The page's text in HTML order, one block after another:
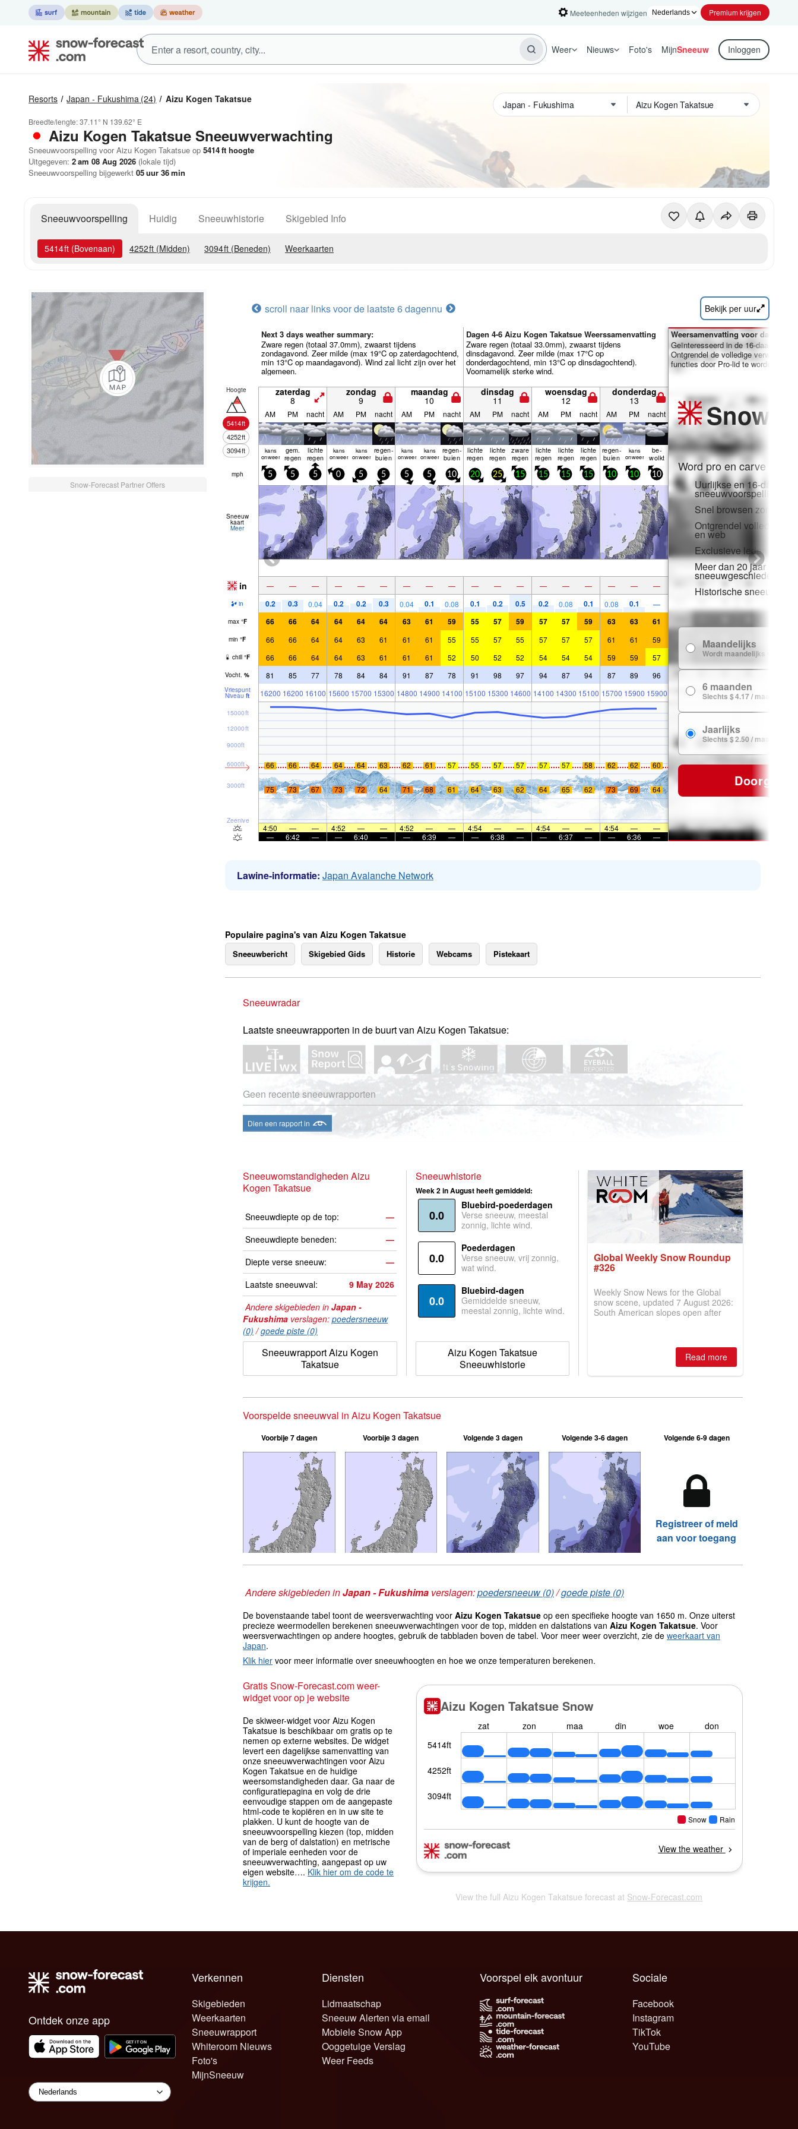
Meeteenheden wijzigen Premium krijgen
Weer Nieuws Foto's MijnSneeuw Inloggen
Resorts Japan - Fukushima (24) Aizu Kogen Takatsue
Breedte/lengte:37.11° N 139.62° E
Aizu Kogen Takatsue Sneeuwverwachting
Sneeuwvoorspelling voor Aizu Kogen Takatsue op 5414ft hoogte
Uitgegeven: 2 am 08 Aug 2026 (lokale tijd)
Sneeuwvoorspelling bijgewerkt 05uur 36min
Sneeuwvoorspelling Huidig Sneeuwhistorie Skigebied Info
5414ft (Bovenaan) 4252ft (Midden) 3094ft (Beneden) Weerkaarten
Snow-Forecast Partner Offers
scroll naar links voor de laatste 6 dagennu Bekijk per uur
Next 3 days weather summary:
Zware regen (totaal 37.0mm), zwaarst tijdens
zondagavond. Zeer milde (max 19°C op zaterdagochtend,
min 13°C op maandagavond). Wind zal licht zijn over het
algemeen.
Dagen 4-6 Aizu Kogen Takatsue Weerssamenvatting
Zware regen (totaal 33.0mm), zwaarst tijdens
dinsdagavond. Zeer milde (max 17°C op
donderdagochtend, min 13°C op dinsdagochtend).
Voornamelijk sterke wind.
Hoogte
5414ft
4252ft
3094ft
zaterdag
8
zondag
9
maandag
10
dinsdag
11
woensdag
12
donderdag
13
AM PM nacht AM PM nacht AM PM nacht AM PM nacht AM PM nacht AM PM nacht
kans
onweer
gem.
regen
lichte
regen
kans
onweer
kans
onweer
regen­
buien
kans
onweer
kans
onweer
regen­
buien
lichte
regen
lichte
regen
zware
regen
lichte
regen
lichte
regen
lichte
regen
regen­
buien
kans
onweer
be­
wolkt
mph 5 5 5 0 5 5 5 5 10 20 25 15 15 15 15 10 10 10
Sneeuw
kaart
Meer
in — — — — — — — — — — — — — — — — — —
in 0.2 0.3 0.04 0.2 0.2 0.3 0.04 0.1 0.08 0.1 0.2 0.5 0.2 0.08 0.1 0.08 0.1 —
max °F 66 66 64 64 64 64 63 61 59 55 57 59 57 57 59 63 63 61
min °F 66 66 64 64 63 61 61 61 55 55 57 55 57 57 57 61 61 59
chill °F 66 66 64 64 63 61 61 61 52 50 52 52 54 54 54 59 59 57
Vocht. % 81 85 77 78 84 84 91 87 78 91 98 97 94 87 94 87 89 96
Vriespunt
Niveau ft 16200 16200 16100 15600 15700 15300 14800 14900 14100 15100 15300 14600 14100 14300 15100 15700 15900 15900
Zeeniveau
3000ft
6000ft
9000ft
12000ft
15000ft
66 66 64 64 64 63 62 61 57 55 57 57 57 57 58 62 62 60
75 73 67 73 72 64 71 68 61 64 63 62 64 65 62 73 69 64
4:50 — — 4:52 — — 4:52 — — 4:54 — — 4:54 — — 4:54 —
—
—
6:42 — — 6:40 — — 6:39 — — 6:38 — — 6:37 — — 6:36 —
Weersamenvatting voor dagen 7-
Geïnteresseerd in de 16-daagse
Ontgrendel de volledige
functies door Pro-lid te worden.
Snow
Word pro en carve uit:
Uurlijkse en 16-daagse
sneeuwvoorspellingen
Snel browsen zonder
Ontgrendel volledige
en web
Exclusieve
Meer dan 20 jaar
sneeuwgeschiedenis
Historische
Maandelijks
Wordt maandelijks verlengd
6 maanden
Slechts $ 4.17 / maand
Jaarlijks
Slechts $ 2.50 / maand
Doorgaan
Lawine-informatie: Japan Avalanche Network
Populaire pagina's van Aizu Kogen Takatsue
Sneeuwbericht Skigebied Gids Historie Webcams Pistekaart
Sneeuwradar
Laatste sneeuwrapporten in de buurt van Aizu Kogen Takatsue:
Geen recente sneeuwrapporten
Dien een rapport in
Sneeuwomstandigheden Aizu
Kogen Takatsue
Sneeuwdiepte op de top:
—
Sneeuwdiepte beneden:
—
Diepte verse sneeuw:
—
Laatste sneeuwval:
9 May 2026
Andere skigebieden in Japan -
Fukushima verslagen: poedersneeuw
(0) /goede piste (0)
Sneeuwrapport Aizu Kogen
Takatsue
Sneeuwhistorie
Week 2 in August heeft gemiddeld:
0.0
Bluebird-poederdagen
Verse sneeuw, meestal
zonnig, lichte wind.
0.0
Poederdagen
Verse sneeuw, vrij zonnig,
wat wind.
0.0
Bluebird-dagen
Gemiddelde sneeuw,
meestal zonnig, lichte wind.
Aizu Kogen Takatsue
Sneeuwhistorie
Global Weekly Snow Roundup
#326
Weekly Snow News for the Global
snow scene, updated 7 August 2026:
South American slopes open after
2026, northern hemisphere down to
two outdoor areas still open.Read more
Voorspelde sneeuwval in Aizu Kogen Takatsue
Voorbije 7 dagen Voorbije 3 dagen Volgende 3 dagen Volgende 3-6 dagen Volgende 6-9 dagen
Registreer of meld
aan voor toegang
Andere skigebieden inJapan - Fukushima verslagen:poedersneeuw (0)/goede piste (0)
De bovenstaande tabel toont de weersverwachting voor Aizu Kogen Takatsue op een specifieke hoogte van 1650 m. Onze uiterst
precieze weermodellen berekenen sneeuwverwachtingen voor de top, midden en dalstations van Aizu Kogen Takatsue. Voor
weersverwachtingen op andere hoogtes, gebruik de tabbladen boven de tabel. Voor meer weer overzicht, zie de weerkaart van
Japan.
Klik hier voor meer informatie over sneeuwhoogten en hoe we onze temperaturen berekenen.
Gratis Snow-Forecast.com weer-
widget voor op je website
De skiweer-widget voor Aizu Kogen
Takatsue is beschikbaar om gratis op te
nemen op externe websites. De widget
levert een dagelijkse samenvatting van
onze sneeuwverwachtingen voor Aizu
Kogen Takatsue en de huidige
weersomstandigheden daar. Ga naar de
configuratiepagina en volg de drie
eenvoudige stappen om de aangepaste
html-code te kopiëren en in uw site te
plakken. U kunt de hoogte van de
sneeuwvoorspelling kiezen (top, midden
van de berg of dalstation) en metrische
of imperiale eenheden voor de
sneeuwverwachting, aangepast op uw
eigen website…. Klik hier om de code te
krijgen.
View the full Aizu Kogen Takatsue forecast at Snow-Forecast.com
Ontdek onze app
Verkennen
Skigebieden
Weerkaarten
Sneeuwrapport
Whiteroom Nieuws
Foto's
MijnSneeuw
Diensten
Lidmaatschap
Sneeuw Alerten via email
Mobiele Snow App
Ooggetuige Verslag
Weer Feeds
Sociale
Facebook
Instagram
TikTok
YouTube
Voorspel elk avontuur